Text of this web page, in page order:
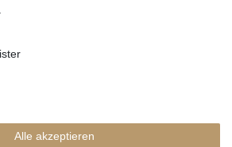
Mehrwertsteuer zzgl. Versandkosten und ggf.
wenn nicht anders beschrieben
Länder
hier
Alle akzeptieren